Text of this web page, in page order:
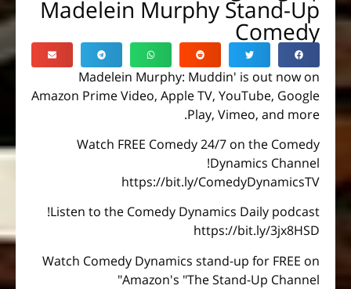
Madelein Murphy Stand-Up
Comedy
Madelein Murphy: Muddin' is out now on
Amazon Prime Video, Apple TV, YouTube, Google
Play, Vimeo, and more.
Watch FREE Comedy 24/7 on the Comedy
Dynamics Channel!
https://bit.ly/ComedyDynamicsTV
Listen to the Comedy Dynamics Daily podcast!
https://bit.ly/3jx8HSD
Watch Comedy Dynamics stand-up for FREE on
Amazon's "The Stand-Up Channel"